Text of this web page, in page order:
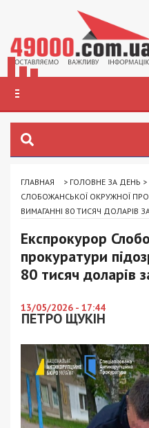
ГЛАВНАЯ > ГОЛОВНЕ ЗА ДЕНЬ >
СЛОБОЖАНСЬКОЇ ОКРУЖНОЇ
ВИМАГАННІ 80 ТИСЯЧ ДОЛАРІВ
Експрокурор
прокуратури
80 тисяч доларів
13/05/2026 - 17:44
ПЕТРО ЩУКІН